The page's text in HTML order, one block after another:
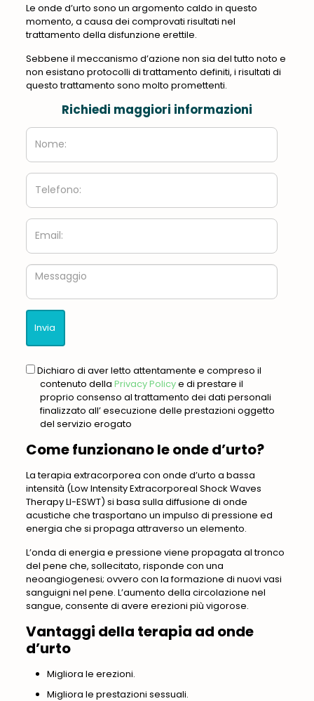
Le onde d’urto sono un argomento caldo in questo
momento, a causa dei comprovati risultati nel
trattamento della disfunzione erettile.
Sebbene il meccanismo d’azione non sia del tutto noto e
non esistano protocolli di trattamento definiti, i risultati di
questo trattamento sono molto promettenti.
Richiedi maggiori informazioni
Nome:
Telefono:
Email:
Messaggio
gdpr
Dichiaro di aver letto attentamente e compreso il
contenuto della Privacy Policye di prestare il
proprio consenso al trattamento dei dati personali
finalizzato all’ esecuzione delle prestazioni oggetto
del servizio erogato
Come funzionano le onde d’urto?
La terapia extracorporea con onde d’urto a bassa
intensità (Low Intensity Extracorporeal Shock Waves
Therapy LI-ESWT) si basa sulla diffusione di onde
acustiche che trasportano un impulso di pressione ed
energia che si propaga attraverso un elemento.
L’onda di energia e pressione viene propagata al tronco
del pene che, sollecitato, risponde con una
neoangiogenesi; ovvero con la formazione di nuovi vasi
sanguigni nel pene. L’aumento della circolazione nel
sangue, consente di avere erezioni più vigorose.
Vantaggi della terapia ad onde
d’urto
Migliora le erezioni.
Migliora le prestazioni sessuali.